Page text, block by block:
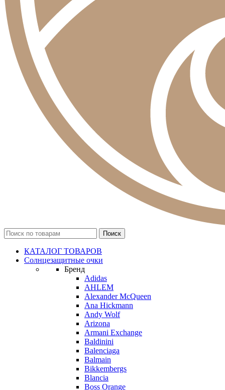
КАТАЛОГ ТОВАРОВ
Солнцезащитные очки
Бренд
Adidas
AHLEM
Alexander McQueen
Ana Hickmann
Andy Wolf
Arizona
Armani Exchange
Baldinini
Balenciaga
Balmain
Bikkembergs
Blancia
Boss Orange